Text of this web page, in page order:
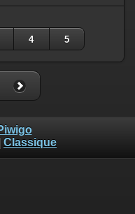
4 5
Classique